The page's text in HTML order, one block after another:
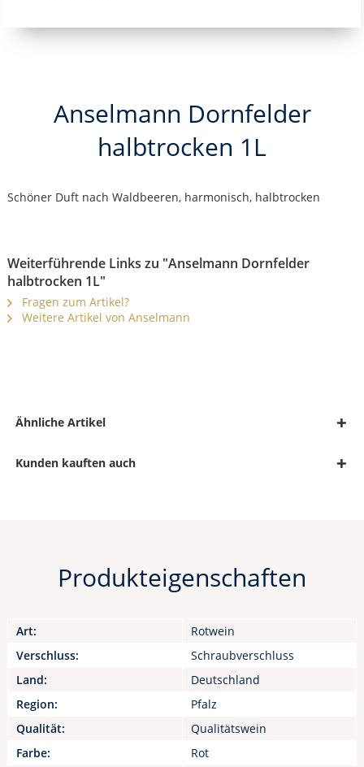
Anselmann Dornfelder
halbtrocken 1L
Schöner Duft nach Waldbeeren, harmonisch, halbtrocken
Weiterführende Links zu "Anselmann Dornfelder
halbtrocken 1L"
Fragen zum Artikel?
Weitere Artikel von Anselmann
Ähnliche Artikel
Kunden kauften auch
Produkteigenschaften
Art:
Rotwein
Verschluss:
Schraubverschluss
Land:
Deutschland
Region:
Pfalz
Qualität:
Qualitätswein
Farbe:
Rot